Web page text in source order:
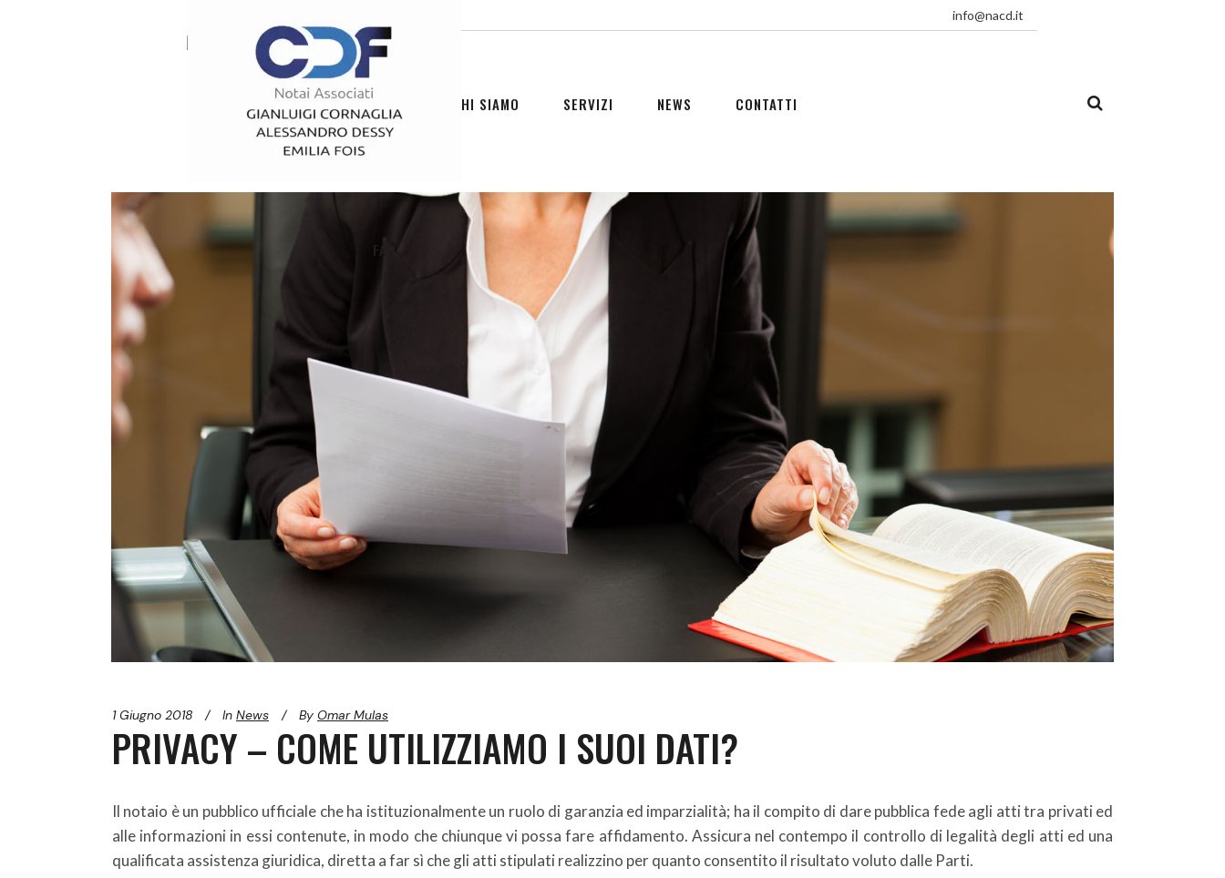
info@nacd.it
HOME CHI SIAMO SERVIZI NEWS CONTATTI
FAQ
1 Giugno 2018 In News By Omar Mulas
PRIVACY – COME UTILIZZIAMO I SUOI DATI?
Il notaio è un pubblico ufficiale che ha istituzionalmente un ruolo di garanzia ed imparzialità; ha il compito di dare pubblica fede agli atti tra privati ed
alle informazioni in essi contenute, in modo che chiunque vi possa fare affidamento. Assicura nel contempo il controllo di legalità degli atti ed una
qualificata assistenza giuridica, diretta a far sì che gli atti stipulati realizzino per quanto consentito il risultato voluto dalle Parti.